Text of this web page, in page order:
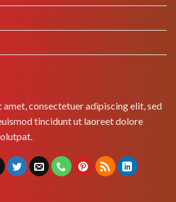
consectetuer adipiscing elit, sed
tincidunt ut laoreet dolore